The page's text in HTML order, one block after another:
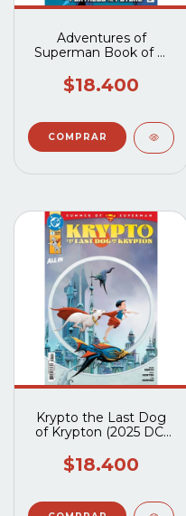
Adventures of
Superman Book of El
(DCUSA05116)
$18.400
Krypto the Last Dog
of Krypton (2025 DC)
$18.400